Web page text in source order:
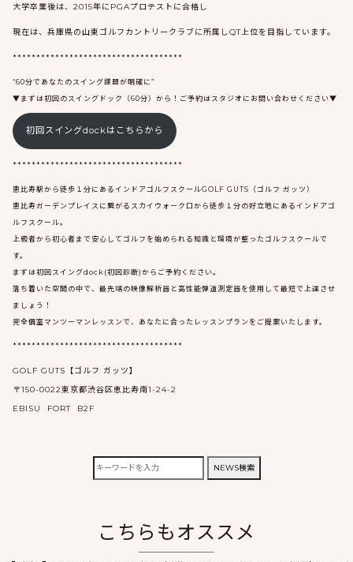
大学卒業後は、2015年にPGAプロテストに合格し
現在は、兵庫県の山東ゴルフカントリークラブに所属しQT上位を目指しています。
************************************
“60分であなたのスイング課題が明確に”
▼まずは初回のスイングドック（60分）から！ご予約はスタジオにお問い合わせください▼
初回スイングdockはこちらから
************************************
恵比寿駅から徒歩１分にあるインドアゴルフスクールGOLF GUTS（ゴルフ ガッツ）
恵比寿ガーデンプレイスに繋がるスカイウォーク口から徒歩１分の好立地にあるインドアゴ
ルフスクール。
上級者から初心者まで安心してゴルフを始められる知識と環境が整ったゴルフスクールで
す。
まずは初回スイングdock(初回診断)からご予約ください。
落ち着いた空間の中で、最先端の映像解析器と高性能弾道測定器を使用して最短で上達させ
ましょう！
完全個室マンツーマンレッスンで、あなたに合ったレッスンプランをご提案いたします。
************************************
GOLF GUTS【ゴルフ ガッツ】
〒150-0022東京都渋谷区恵比寿南1-24-2
EBISU FORT B2F
検
索:
NEWS検索
こちらもオススメ